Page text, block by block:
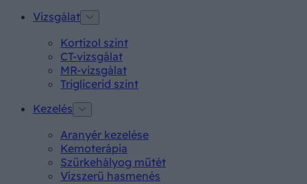
Vizsgálat
Kortizol szint
CT-vizsgálat
MR-vizsgálat
Triglicerid szint
Kezelés
Aranyér kezelése
Kemoterápia
Szürkehályog műtét
Vízszerű hasmenés